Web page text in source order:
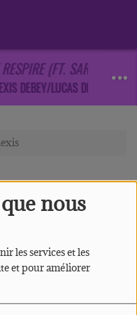
nous
les services et les
et pour améliorer
(FT. SARAH
DEBEY/LUCAS
c'est Alexis !